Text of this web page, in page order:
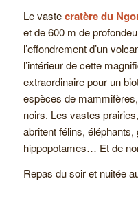
Le vastecratère du
et de 600 m de
l’effondrement d’un
l’intérieur de cette
extraordinaire pour un
espèces de
noirs. Les vastes
abritent félins,
hippopotames… Et de
Repas du soir et nuitée